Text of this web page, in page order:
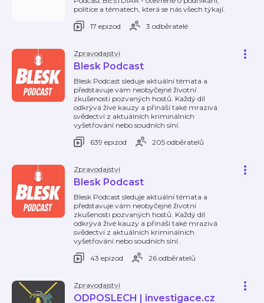
politice a tématech, která se nás všech týkají.
17 epizod
3 odběratelé
Zpravodajství
Blesk Podcast
Blesk Podcast sleduje aktuální témata a
představuje vám neobyčejné životní
zkušenosti pozvaných hostů. Každý díl
odkrývá živé kauzy a přináší také mrazivá
svědectví z aktuálních kriminálních
vyšetřování nebo soudních síní.
639 epizod
205 odběratelů
Zpravodajství
Blesk Podcast
Blesk Podcast sleduje aktuální témata a
představuje vám neobyčejné životní
zkušenosti pozvaných hostů. Každý díl
odkrývá živé kauzy a přináší také mrazivá
svědectví z aktuálních kriminálních
vyšetřování nebo soudních síní.
43 epizod
26 odběratelů
Zpravodajství
ODPOSLECH | investigace.cz